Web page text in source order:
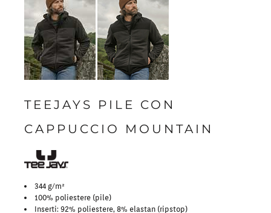
TEEJAYS PILE CON
CAPPUCCIO MOUNTAIN
344 g/m²
100% poliestere (pile)
Inserti: 92% poliestere, 8% elastan (ripstop)